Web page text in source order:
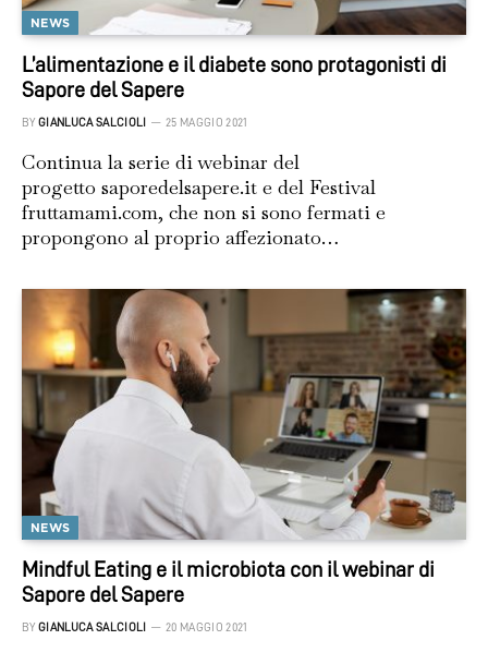
NEWS
L’alimentazione e il diabete sono protagonisti di
Sapore del Sapere
BY GIANLUCA SALCIOLI 25 MAGGIO 2021
Continua la serie di webinar del
progetto saporedelsapere.it e del Festival
fruttamami.com, che non si sono fermati e
propongono al proprio affezionato…
NEWS
Mindful Eating e il microbiota con il webinar di
Sapore del Sapere
BY GIANLUCA SALCIOLI 20 MAGGIO 2021